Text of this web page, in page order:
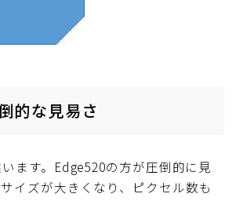
的な見易さ
ます。Edge520の方が圧倒的に見
イズが大きくなり、ピクセル数も